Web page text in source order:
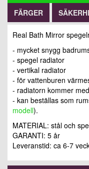
FÄRGER
Real Bath Mirror
- mycket snygg
- spegel radiator
- vertikal radiator
- för vattenburen
- radiatorn kommer
- kan beställas som
modell).
MATERIAL: stål och
GARANTI: 5 år
Leveranstid: ca 6-7